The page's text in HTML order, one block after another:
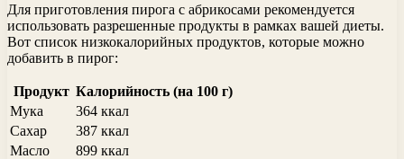
Для приготовления пирога с абрикосами рекомендуется
использовать разрешенные продукты в рамках вашей диеты.
Вот список низкокалорийных продуктов, которые можно
добавить в пирог:
Продукт Калорийность (на 100 г)
Мука
364 ккал
Сахар
387 ккал
Масло
899 ккал